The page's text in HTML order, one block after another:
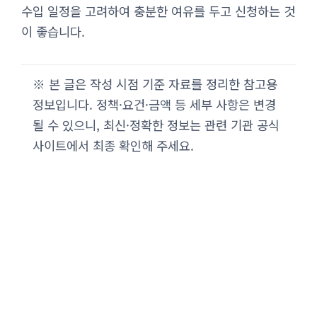
수입 일정을 고려하여 충분한 여유를 두고 신청하는 것
이 좋습니다.
※ 본 글은 작성 시점 기준 자료를 정리한 참고용
정보입니다. 정책·요건·금액 등 세부 사항은 변경
될 수 있으니, 최신·정확한 정보는 관련 기관 공식
사이트에서 최종 확인해 주세요.